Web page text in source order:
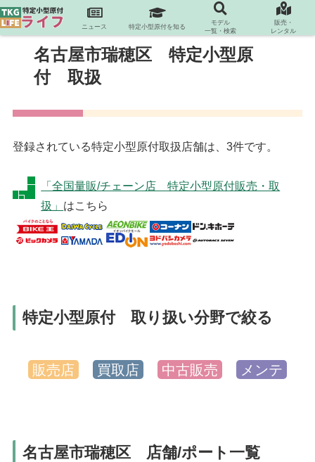
名古屋市瑞穂区 特定小型原
付 取扱
登録されている特定小型原付取扱店舗は、3件です。
「全国量販/チェーン店 特定小型原付販売・取
扱」 はこちら
特定小型原付 取り扱い分野で絞る
販売店 買取店 中古販売 メンテ
名古屋市瑞穂区 店舗/ポート一覧
ニュース 特定小型原付を知る
モデル
一覧・検索
販売・
レンタル